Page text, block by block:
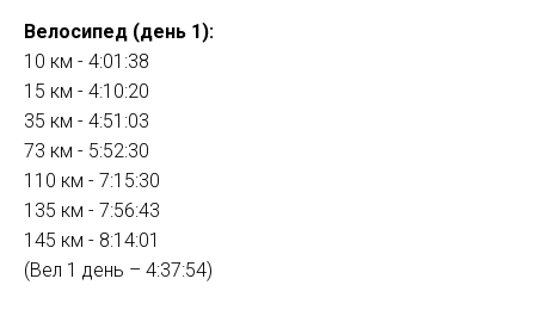
Велосипед (день 1):
10 км - 4:01:38
15 км - 4:10:20
35 км - 4:51:03
73 км - 5:52:30
110 км - 7:15:30
135 км - 7:56:43
145 км - 8:14:01
(Вел 1 день – 4:37:54)